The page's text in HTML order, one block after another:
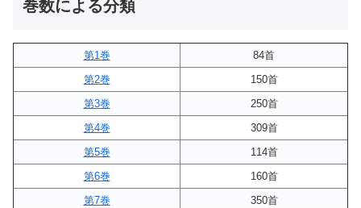
巻数による分類
第1巻
84首
第2巻
150首
第3巻
250首
第4巻
309首
第5巻
114首
第6巻
160首
第7巻
350首